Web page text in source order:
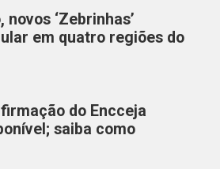
‘Zebrinhas’
em quatro regiões do
do Encceja
saiba como